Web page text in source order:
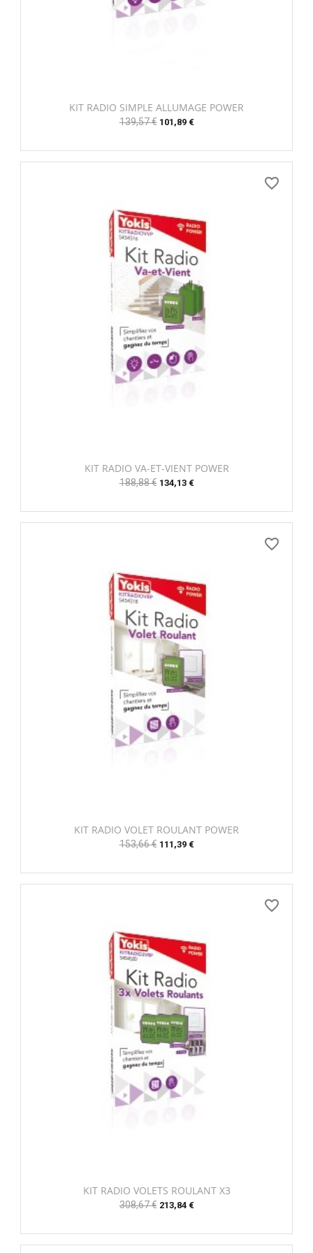
KIT RADIO SIMPLE ALLUMAGE POWER
Prix
139,57 € Prix
101,89 €
KIT RADIO VA-ET-VIENT POWER
Prix
188,88 € Prix
134,13 €
favorite_border
KIT RADIO VOLET ROULANT POWER
Prix
153,66 € Prix
111,39 €
favorite_border
KIT RADIO VOLETS ROULANT X3
Prix
308,67 € Prix
213,84 €
favorite_border